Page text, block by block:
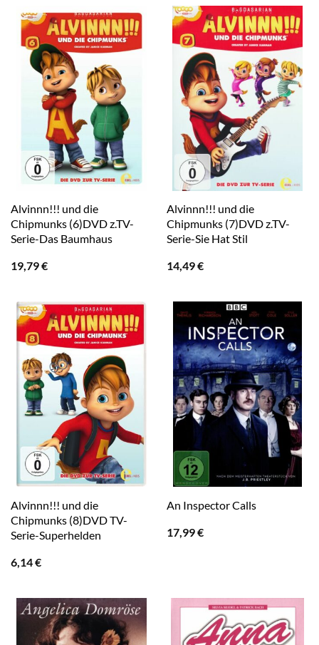
Alvinnn!!! und die
Chipmunks (6)DVD z.TV-
Serie-Das Baumhaus
19,79€
Alvinnn!!! und die
Chipmunks (7)DVD z.TV-
Serie-Sie Hat Stil
14,49€
Alvinnn!!! und die
Chipmunks (8)DVD TV-
Serie-Superhelden
6,14€
An Inspector Calls
17,99€